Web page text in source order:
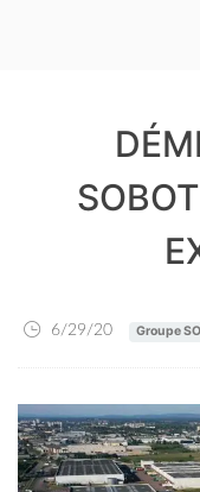
6/29/20 Groupe